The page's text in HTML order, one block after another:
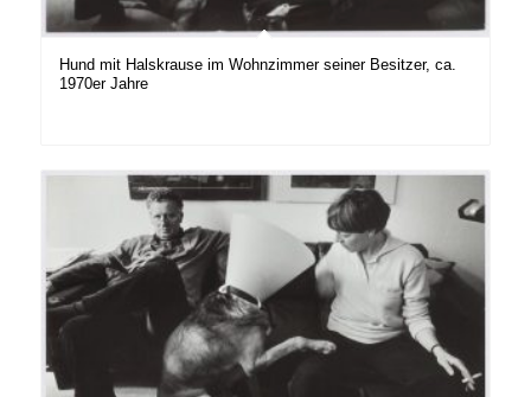
Hund mit Halskrause im Wohnzimmer seiner Besitzer, ca.
1970er Jahre